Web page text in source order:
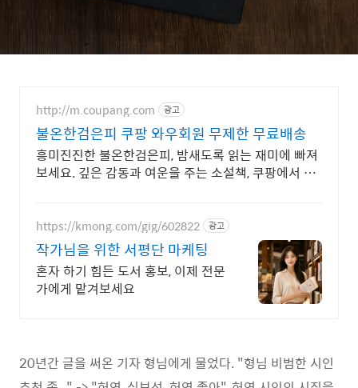
http://m.coupang.com 광고
불온한검은피 쿠팡 와우회원 무제한 무료배송
흥미진진한 불온한검은피, 밤새도록 읽는 재미에 빠져
보세요. 깊은 감동과 여운을 주는 소설책, 쿠팡에서 찾
https://kmong.com/gig/602822 광고
작가님을 위한 서평단 마케팅
혼자 하기 힘든 도서 홍보, 이제 전문
가에게 맡겨보세요
20년간 글을 써온 기자 형님에게 물었다. "형님 비범한 시인